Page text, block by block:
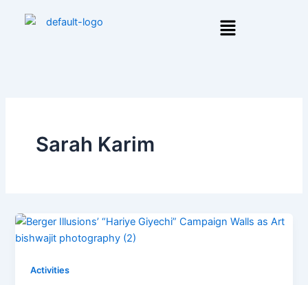
Menu
Sarah Karim
Activities